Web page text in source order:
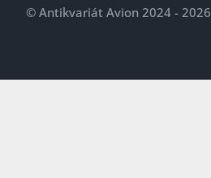
© Antikvariát Avion 2024 - 2026